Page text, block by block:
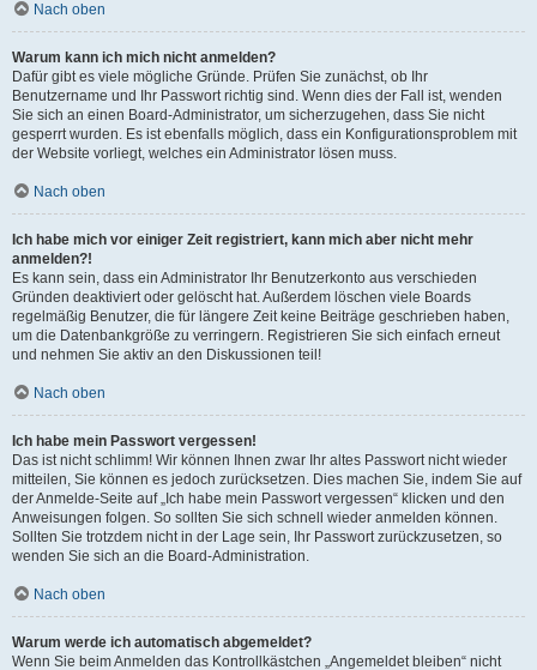
Nach oben
Warum kann ich mich nicht anmelden?
Dafür gibt es viele mögliche Gründe. Prüfen Sie zunächst, ob Ihr
Benutzername und Ihr Passwort richtig sind. Wenn dies der Fall ist, wenden
Sie sich an einen Board-Administrator, um sicherzugehen, dass Sie nicht
gesperrt wurden. Es ist ebenfalls möglich, dass ein Konfigurationsproblem mit
der Website vorliegt, welches ein Administrator lösen muss.
Nach oben
Ich habe mich vor einiger Zeit registriert, kann mich aber nicht mehr
anmelden?!
Es kann sein, dass ein Administrator Ihr Benutzerkonto aus verschieden
Gründen deaktiviert oder gelöscht hat. Außerdem löschen viele Boards
regelmäßig Benutzer, die für längere Zeit keine Beiträge geschrieben haben,
um die Datenbankgröße zu verringern. Registrieren Sie sich einfach erneut
und nehmen Sie aktiv an den Diskussionen teil!
Nach oben
Ich habe mein Passwort vergessen!
Das ist nicht schlimm! Wir können Ihnen zwar Ihr altes Passwort nicht wieder
mitteilen, Sie können es jedoch zurücksetzen. Dies machen Sie, indem Sie auf
der Anmelde-Seite auf „Ich habe mein Passwort vergessen“ klicken und den
Anweisungen folgen. So sollten Sie sich schnell wieder anmelden können.
Sollten Sie trotzdem nicht in der Lage sein, Ihr Passwort zurückzusetzen, so
wenden Sie sich an die Board-Administration.
Nach oben
Warum werde ich automatisch abgemeldet?
Wenn Sie beim Anmelden das Kontrollkästchen „Angemeldet bleiben“ nicht